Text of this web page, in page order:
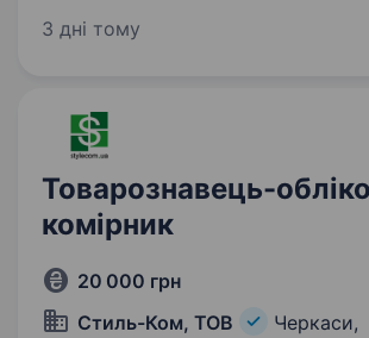
вища. Бажання працювати у сфері
3 дні тому
Товарознавець-
комірник
20 000 грн
Стиль-Ком, ТОВ
Черкаси,